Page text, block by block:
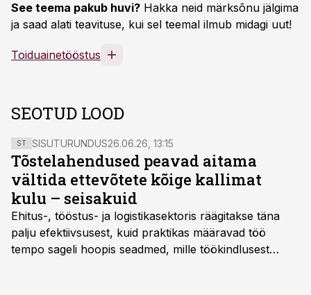
See teema pakub huvi? Hakka neid märksõnu jälgima
ja saad alati teavituse, kui sel teemal ilmub midagi uut!
Toiduainetööstus
SEOTUD LOOD
ST SISUTURUNDUS26.06.26, 13:15
Tõstelahendused peavad aitama
vältida ettevõtete kõige kallimat
kulu – seisakuid
Ehitus-, tööstus- ja logistikasektoris räägitakse täna
palju efektiivsusest, kuid praktikas määravad töö
tempo sageli hoopis seadmed, mille töökindlusest